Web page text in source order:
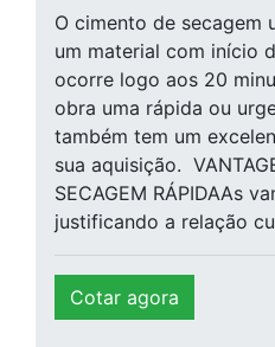
O cimento de secagem
um material com início
ocorre logo aos 20
obra uma rápida ou
também tem um
sua aquisição.
SECAGEM RÁPIDAAs
justificando a relação
Cotar agora